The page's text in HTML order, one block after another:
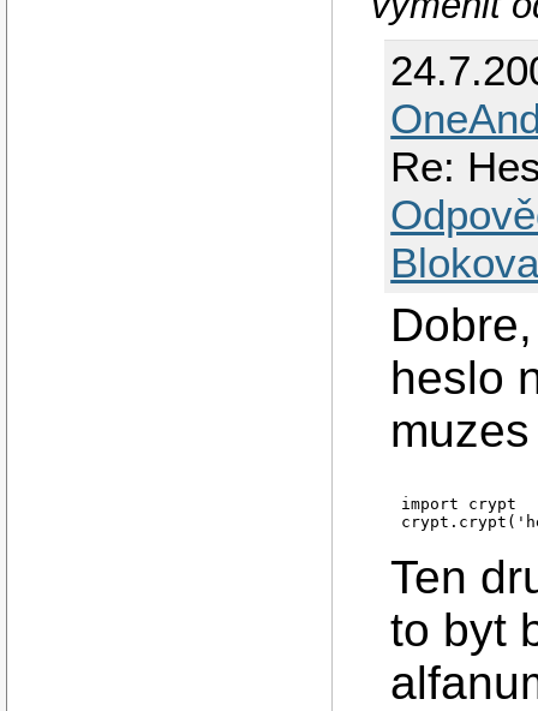
Re:
heslo
import crypt
Ten
to byt